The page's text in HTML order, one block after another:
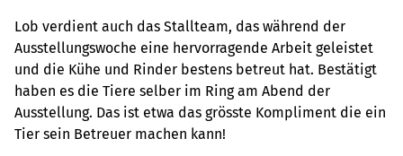
Lob verdient auch das Stallteam, das während der
Ausstellungswoche eine hervorragende Arbeit geleistet
und die Kühe und Rinder bestens betreut hat. Bestätigt
haben es die Tiere selber im Ring am Abend der
Ausstellung. Das ist etwa das grösste Kompliment die ein
Tier sein Betreuer machen kann!